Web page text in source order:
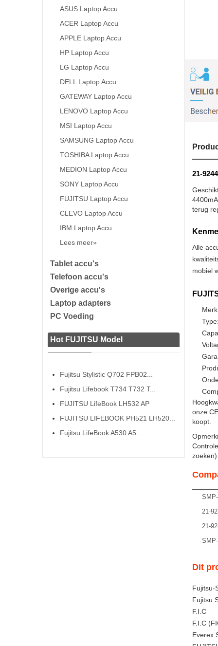
ASUS Laptop Accu
ACER Laptop Accu
APPLE Laptop Accu
HP Laptop Accu
LG Laptop Accu
DELL Laptop Accu
GATEWAY Laptop Accu
LENOVO Laptop Accu
MSI Laptop Accu
SAMSUNG Laptop Accu
TOSHIBA Laptop Accu
MEDION Laptop Accu
SONY Laptop Accu
FUJITSU Laptop Accu
CLEVO Laptop Accu
IBM Laptop Accu
Lees meer»
Tablet accu's
Telefoon accu's
Overige accu's
Laptop adapters
PC Voeding
Hot FUJITSU Model
Fujitsu Stylistic Q702 FPB02...
Fujitsu Lifebook T734 T732 T...
FUJITSU LifeBook LH532 AP
FUJITSU LIFEBOOK PH521 LH520...
Fujitsu LifeBook A530 A5...
21-
terug
Alle
mobiel
onze
koopt.
21-
21-
Dit
Fujitsu-
Fujitsu
F.I.C
F.I.C
Everex